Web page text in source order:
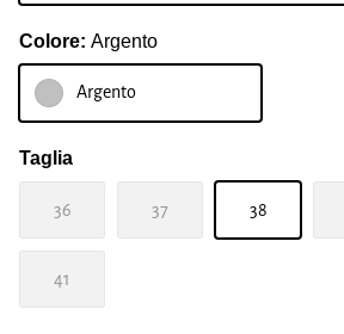
Colore: Argento
Argento
Taglia
36 37 38
41